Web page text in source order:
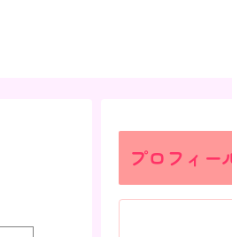
プロフィー